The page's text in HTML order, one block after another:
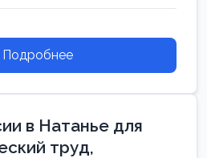
Подробнее
в Натанье для
труд,